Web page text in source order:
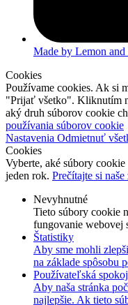
Made by Lemon
Cookies
Používame cookies. Ak si
"Prijať všetko". Kliknutím
aký druh súborov cookie
používania súborov cookie
Nastavenia Odmietnuť
Cookies
Vyberte, aké súbory
jeden rok. Prečítajte si
Nevyhnutné
Tieto súbory cookie
fungovanie webovej
Štatistiky
Aby sme mohli
na základe spôsobu
Používateľská
Aby naša stránka
najlepšie. Ak tieto